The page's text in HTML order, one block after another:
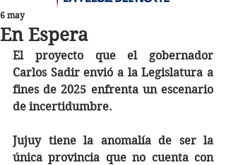
En Espera
6 may
El proyecto que el gobernador
Carlos Sadir envió a la Legislatura a
fines de 2025 enfrenta un escenario
de incertidumbre.
Jujuy tiene la anomalía de ser la
única provincia que no cuenta con